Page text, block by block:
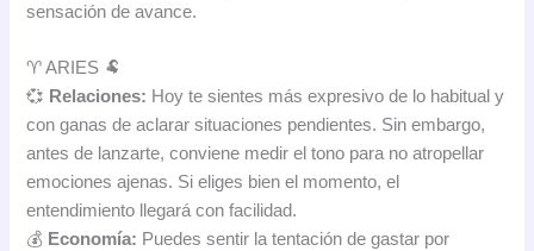
sensación de avance.
♈ ARIES 🐏
💞 Relaciones: Hoy te sientes más expresivo de lo habitual y
con ganas de aclarar situaciones pendientes. Sin embargo,
antes de lanzarte, conviene medir el tono para no atropellar
emociones ajenas. Si eliges bien el momento, el
entendimiento llegará con facilidad.
💰 Economía: Puedes sentir la tentación de gastar por